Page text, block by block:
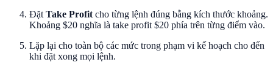
Đặt Take Profit cho từng lệnh đúng bằng kích thước khoảng.
Khoảng $20 nghĩa là take profit $20 phía trên từng điểm vào.
Lặp lại cho toàn bộ các mức trong phạm vi kế hoạch cho đến
khi đặt xong mọi lệnh.